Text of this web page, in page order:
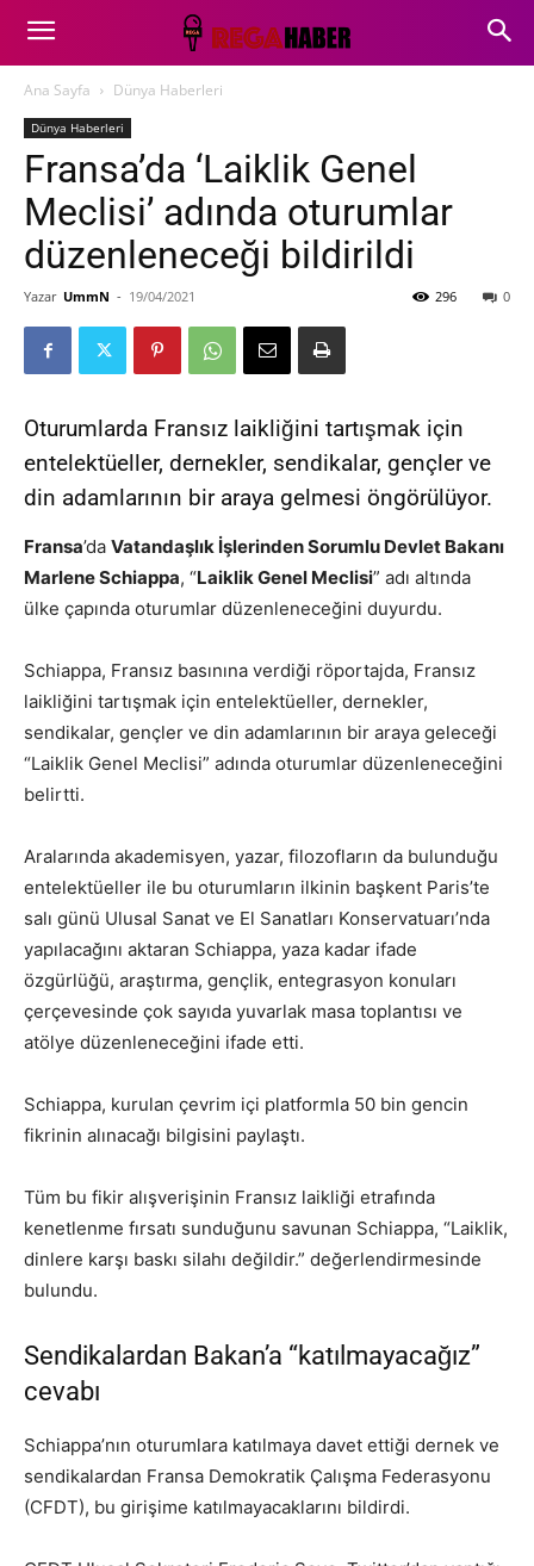
Ana Sayfa Dünya Haberleri
Dünya Haberleri
Fransa’da ‘Laiklik Genel
Meclisi’ adında oturumlar
düzenleneceği bildirildi
Yazar UmmN - 19/04/2021 0
296
Oturumlarda Fransız laikliğini tartışmak için
entelektüeller, dernekler, sendikalar, gençler ve
din adamlarının bir araya gelmesi öngörülüyor.
Fransa’da Vatandaşlık İşlerinden Sorumlu Devlet Bakanı
Marlene Schiappa, “Laiklik Genel Meclisi” adı altında
ülke çapında oturumlar düzenleneceğini duyurdu.
Schiappa, Fransız basınına verdiği röportajda, Fransız
laikliğini tartışmak için entelektüeller, dernekler,
sendikalar, gençler ve din adamlarının bir araya geleceği
“Laiklik Genel Meclisi” adında oturumlar düzenleneceğini
belirtti.
Aralarında akademisyen, yazar, filozofların da bulunduğu
entelektüeller ile bu oturumların ilkinin başkent Paris’te
salı günü Ulusal Sanat ve El Sanatları Konservatuarı’nda
yapılacağını aktaran Schiappa, yaza kadar ifade
özgürlüğü, araştırma, gençlik, entegrasyon konuları
çerçevesinde çok sayıda yuvarlak masa toplantısı ve
atölye düzenleneceğini ifade etti.
Schiappa, kurulan çevrim içi platformla 50 bin gencin
fikrinin alınacağı bilgisini paylaştı.
Tüm bu fikir alışverişinin Fransız laikliği etrafında
kenetlenme fırsatı sunduğunu savunan Schiappa, “Laiklik,
dinlere karşı baskı silahı değildir.” değerlendirmesinde
bulundu.
Sendikalardan Bakan’a “katılmayacağız”
cevabı
Schiappa’nın oturumlara katılmaya davet ettiği dernek ve
sendikalardan Fransa Demokratik Çalışma Federasyonu
(CFDT), bu girişime katılmayacaklarını bildirdi.